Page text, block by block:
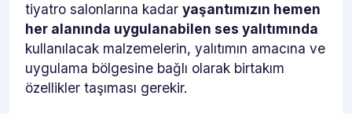
tiyatro salonlarına kadar yaşantımızın hemen
her alanında uygulanabilen ses yalıtımında
kullanılacak malzemelerin, yalıtımın amacına ve
uygulama bölgesine bağlı olarak birtakım
özellikler taşıması gerekir.